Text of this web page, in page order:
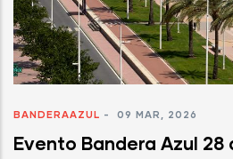
BANDERAAZUL - 09 MAR, 2026
Evento Bandera Azul 28